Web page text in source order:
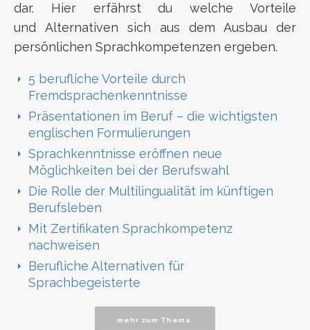
dar. Hier erfährst du welche Vorteile
und Alternativen sich aus dem Ausbau der
persönlichen Sprachkompetenzen ergeben.
5 berufliche Vorteile durch
Fremdsprachenkenntnisse
Präsentationen im Beruf – die wichtigsten
englischen Formulierungen
Sprachkenntnisse eröffnen neue
Möglichkeiten bei der Berufswahl
Die Rolle der Multilingualität im künftigen
Berufsleben
Mit Zertifikaten Sprachkompetenz
nachweisen
Berufliche Alternativen für
Sprachbegeisterte
mehr zum Thema